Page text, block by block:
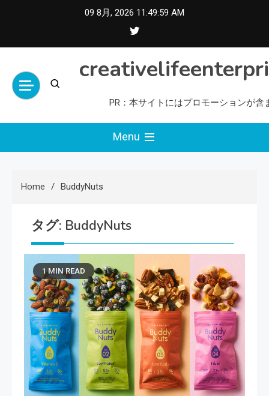
09 8月, 2026 11:50:00 AM
PR：本サイトにはプロモーションが含
Menu
Home BuddyNuts
タグ: BuddyNuts
1 MIN READ